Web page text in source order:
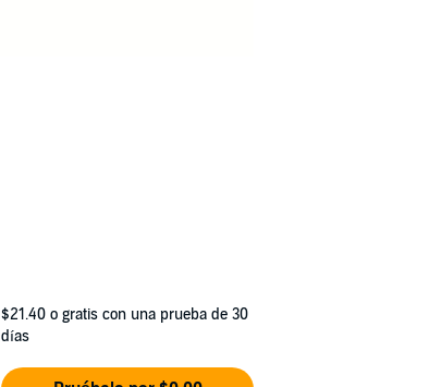
$21.40 o gratis con una prueba de 30
días